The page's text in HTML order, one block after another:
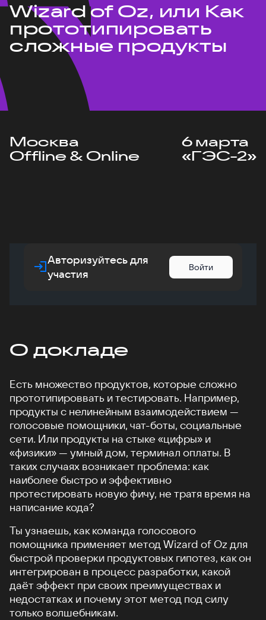
Wizard of Oz, или Как
прототипировать
сложные продукты
Москва
Offline & Online
6 марта
«ГЭС-2»
Авторизуйтесь для
участия
Войти
О докладе
Есть множество продуктов, которые сложно
прототипироввать и тестировать. Например,
продукты с нелинейным взаимодействием —
голосовые помощники, чат-боты, социальные
сети. Или продукты на стыке «цифры» и
«физики» — умный дом, терминал оплаты. В
таких случаях возникает проблема: как
наиболее быстро и эффективно
протестировать новую фичу, не тратя время на
написание кода?
Ты узнаешь, как команда голосового
помощника применяет метод Wizard of Oz для
быстрой проверки продуктовых гипотез, как он
интегрирован в процесс разработки, какой
даёт эффект при своих преимуществах и
недостатках и почему этот метод под силу
только волшебникам.